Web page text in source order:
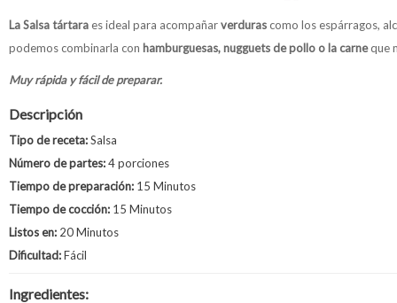
La Salsa tártara es ideal para acompañarverdurascomo los espárragos,
podemos combinarla con hamburguesas, nugguets de pollo o la carneque
Muy rápida y fácil de preparar.
Descripción
Tipo de receta:Salsa
Número de partes:4 porciones
Tiempo de preparación: 15 Minutos
Tiempo de cocción: 15 Minutos
Listos en: 20 Minutos
Dificultad:Fácil
Ingredientes: